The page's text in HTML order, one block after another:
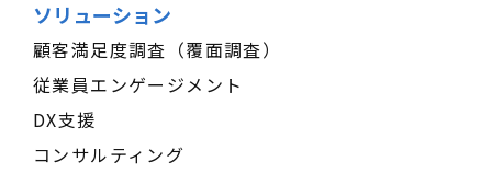
ソリューション
顧客満足度調査（覆面調査）
従業員エンゲージメント
DX支援
コンサルティング